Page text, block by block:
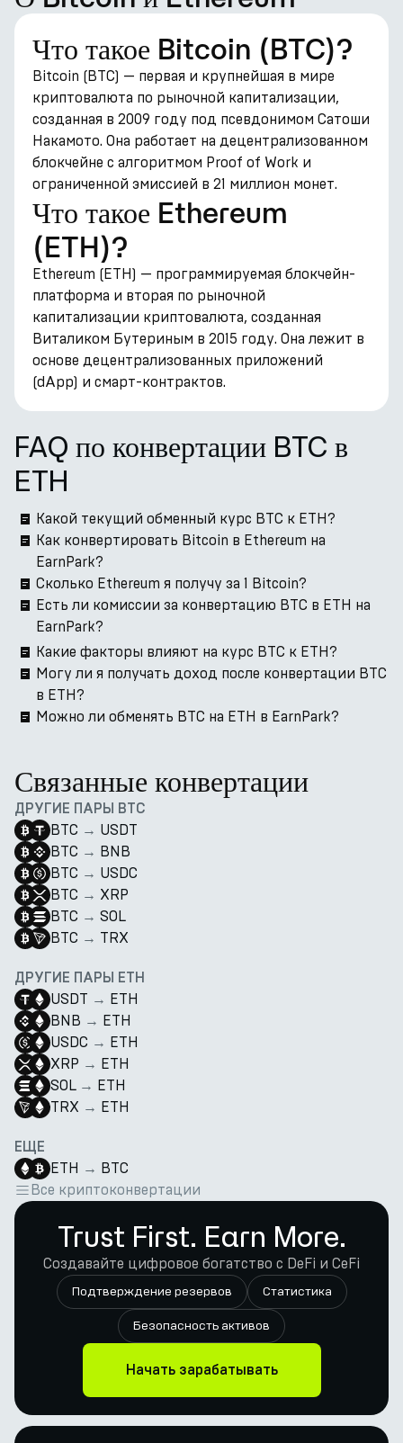
Что такое Bitcoin (BTC)?
Bitcoin (BTC) — первая и крупнейшая в мире
криптовалюта по рыночной капитализации,
созданная в 2009 году под псевдонимом Сатоши
Накамото. Она работает на децентрализованном
блокчейне с алгоритмом Proof of Work и
ограниченной эмиссией в 21 миллион монет.
Что такое Ethereum
(ETH)?
Ethereum (ETH) — программируемая блокчейн-
платформа и вторая по рыночной
капитализации криптовалюта, созданная
Виталиком Бутериным в 2015 году. Она лежит в
основе децентрализованных приложений
(dApp) и смарт-контрактов.
FAQ по конвертации BTC в
ETH
Какой текущий обменный курс BTC к ETH?
Как конвертировать Bitcoin в Ethereum на
EarnPark?
Сколько Ethereum я получу за 1 Bitcoin?
Есть ли комиссии за конвертацию BTC в ETH на
EarnPark?
Какие факторы влияют на курс BTC к ETH?
Могу ли я получать доход после конвертации BTC
в ETH?
Можно ли обменять BTC на ETH в EarnPark?
Связанные конвертации
ДРУГИЕ ПАРЫ BTC
BTC → USDT
BTC → BNB
BTC → USDC
BTC → XRP
BTC → SOL
BTC → TRX
ДРУГИЕ ПАРЫ ETH
USDT → ETH
BNB → ETH
USDC → ETH
XRP → ETH
SOL → ETH
TRX → ETH
ЕЩЕ
ETH → BTC
Все криптоконвертации
Trust First. Earn More.
Создавайте цифровое богатство с DeFi и CeFi
Подтверждение резервов Статистика
Безопасность активов
Начать зарабатывать